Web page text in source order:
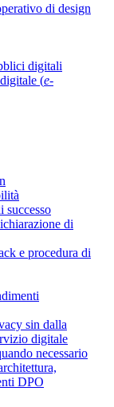
di design
digitali
(e-
successo
di
e procedura di
sin dalla
digitale
necessario
DPO